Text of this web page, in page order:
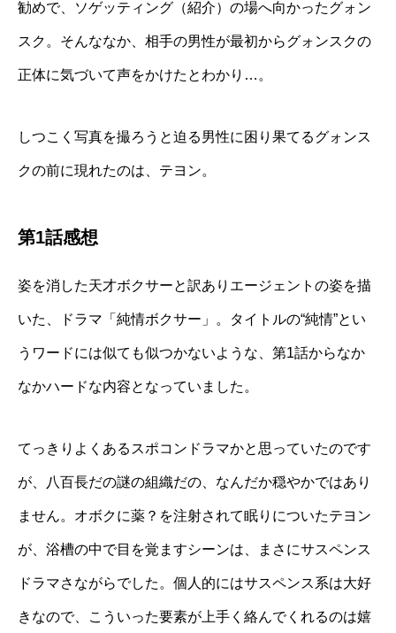
勧めで、ソゲッティング（紹介）の場へ向かったグォン
スク。そんななか、相手の男性が最初からグォンスクの
正体に気づいて声をかけたとわかり…。
しつこく写真を撮ろうと迫る男性に困り果てるグォンス
クの前に現れたのは、テヨン。
第1話感想
姿を消した天才ボクサーと訳ありエージェントの姿を描
いた、ドラマ「純情ボクサー」。タイトルの“純情”とい
うワードには似ても似つかないような、第1話からなか
なかハードな内容となっていました。
てっきりよくあるスポコンドラマかと思っていたのです
が、八百長だの謎の組織だの、なんだか穏やかではあり
ません。オボクに薬？を注射されて眠りについたテヨン
が、浴槽の中で目を覚ますシーンは、まさにサスペンス
ドラマさながらでした。個人的にはサスペンス系は大好
きなので、こういった要素が上手く絡んでくれるのは嬉